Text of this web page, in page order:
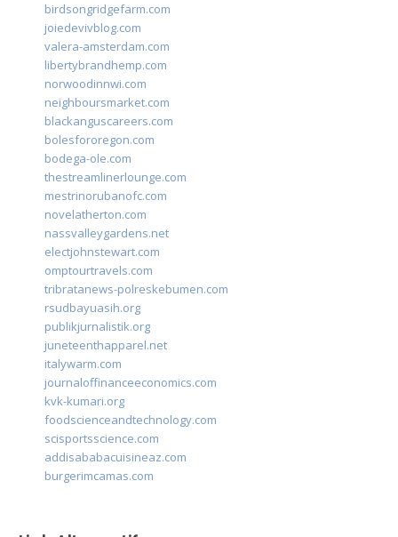
birdsongridgefarm.com
joiedevivblog.com
valera-amsterdam.com
libertybrandhemp.com
norwoodinnwi.com
neighboursmarket.com
blackanguscareers.com
bolesfororegon.com
bodega-ole.com
thestreamlinerlounge.com
mestrinorubanofc.com
novelatherton.com
nassvalleygardens.net
electjohnstewart.com
omptourtravels.com
tribratanews-polreskebumen.com
rsudbayuasih.org
publikjurnalistik.org
juneteenthapparel.net
italywarm.com
journaloffinanceeconomics.com
kvk-kumari.org
foodscienceandtechnology.com
scisportsscience.com
addisababacuisineaz.com
burgerimcamas.com